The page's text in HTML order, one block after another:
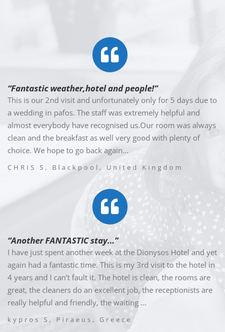
“Fantastic weather,hotel and people!”
This is our 2nd visit and unfortunately only for 5 days due to
a wedding in pafos. The staff was extremely helpful and
almost everybody have recognised us.Our room was always
clean and the breakfast as well very good with plenty of
choice. We hope to go back again…
CHRIS S, Blackpool, United Kingdom
“Another FANTASTIC stay…”
I have just spent another week at the Dionysos Hotel and yet
again had a fantastic time. This is my 3rd visit to the hotel in
4 years and I can’t fault it. The hotel is clean, the rooms are
great, the cleaners do an excellent job, the receptionists are
really helpful and friendly, the waiting …
kypros S, Piraeus, Greece